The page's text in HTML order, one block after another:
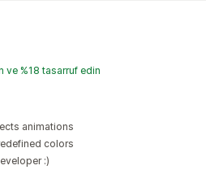
ve %18 tasarruf edin
animations
colors
:)